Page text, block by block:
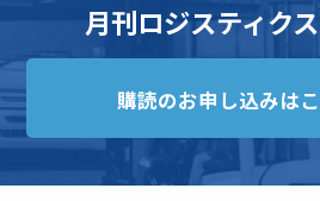
月刊ロジスティク
購読のお申し込みは